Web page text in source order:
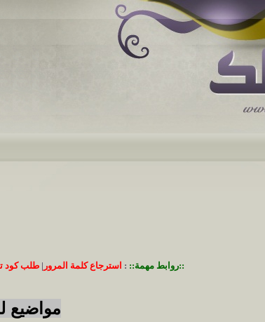
::روابط مهمة:: : استرجاع كلمة المرور |طلب كود
مواضيع